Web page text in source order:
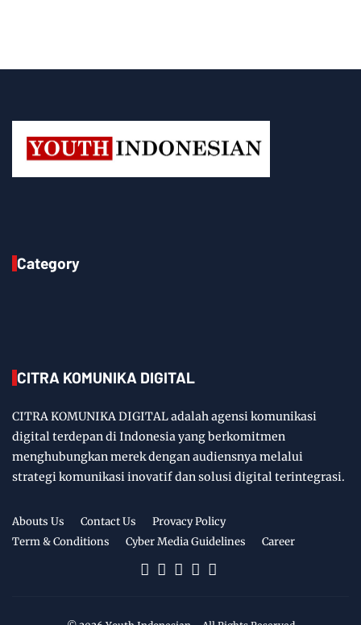
Category
CITRA KOMUNIKA DIGITAL
CITRA KOMUNIKA DIGITAL adalah agensi komunikasi
digital terdepan di Indonesia yang berkomitmen
menghubungkan merek dengan audiensnya melalui
strategi komunikasi inovatif dan solusi digital terintegrasi.
Abouts Us Contact Us
Provacy Policy
Term & Conditions
Cyber Media Guidelines Career